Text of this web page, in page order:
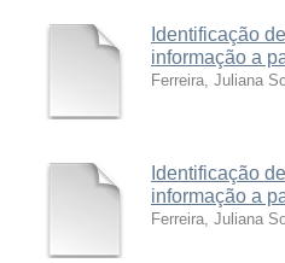
Identificação
informação a
Ferreira, Juliana
Identificação
informação a
Ferreira, Juliana